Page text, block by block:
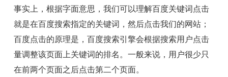
事实上，根据字面意思，我们可以理解百度关键词点击
就是在百度搜索指定的关键词，然后点击我们的网站；
百度点击的原理是，百度搜索引擎会根据搜索用户点击
量调整该页面上关键词的排名。一般来说，用户很少只
在前两个页面之后点击第二个页面。